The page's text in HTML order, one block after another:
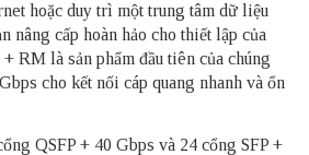
hoặc duy trì một trung tâm dữ liệu
nâng cấp hoàn hảo cho thiết lập của
RM là sản phẩm đầu tiên của chúng
cho kết nối cáp quang nhanh và ổn
QSFP + 40 Gbps và 24 cổng SFP +